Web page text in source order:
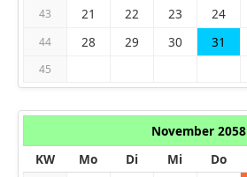
43 21 22 23 24
44 28 29 30 31
45
November 2058
KW
Mo Di Mi Do